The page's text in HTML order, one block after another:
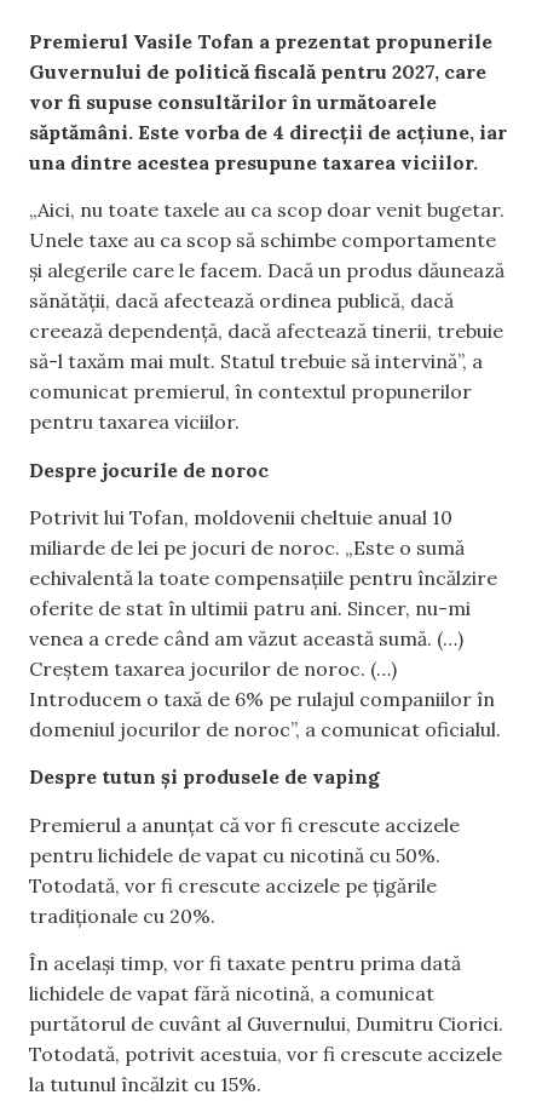
Premierul Vasile Tofan a prezentat propunerile
Guvernului de politică fiscală pentru 2027, care
vor fi supuse consultărilor în următoarele
săptămâni. Este vorba de 4 direcții de acțiune, iar
una dintre acestea presupune taxarea viciilor.
„Aici, nu toate taxele au ca scop doar venit bugetar.
Unele taxe au ca scop să schimbe comportamente
și alegerile care le facem. Dacă un produs dăunează
sănătății, dacă afectează ordinea publică, dacă
creează dependență, dacă afectează tinerii, trebuie
să-l taxăm mai mult. Statul trebuie să intervină”, a
comunicat premierul, în contextul propunerilor
pentru taxarea viciilor.
Despre jocurile de noroc
Potrivit lui Tofan, moldovenii cheltuie anual 10
miliarde de lei pe jocuri de noroc. „Este o sumă
echivalentă la toate compensațiile pentru încălzire
oferite de stat în ultimii patru ani. Sincer, nu-mi
venea a crede când am văzut această sumă. (…)
Creștem taxarea jocurilor de noroc. (…)
Introducem o taxă de 6% pe rulajul companiilor în
domeniul jocurilor de noroc”, a comunicat oficialul.
Despre tutun și produsele de vaping
Premierul a anunțat că vor fi crescute accizele
pentru lichidele de vapat cu nicotină cu 50%.
Totodată, vor fi crescute accizele pe țigările
tradiționale cu 20%.
În același timp, vor fi taxate pentru prima dată
lichidele de vapat fără nicotină, a comunicat
purtătorul de cuvânt al Guvernului, Dumitru Ciorici.
Totodată, potrivit acestuia, vor fi crescute accizele
la tutunul încălzit cu 15%.